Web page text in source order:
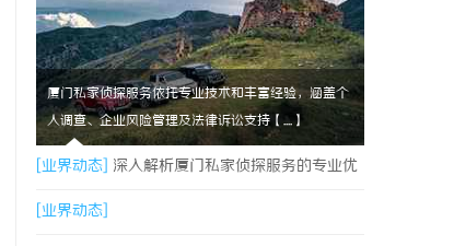
厦门私家侦探服务依托专业技术和丰富经验，涵盖个
人调查、企业风险管理及法律诉讼支持【....】
[业界动态] 深入解析厦门私家侦探服务的专业优
势与实际应用
[业界动态]